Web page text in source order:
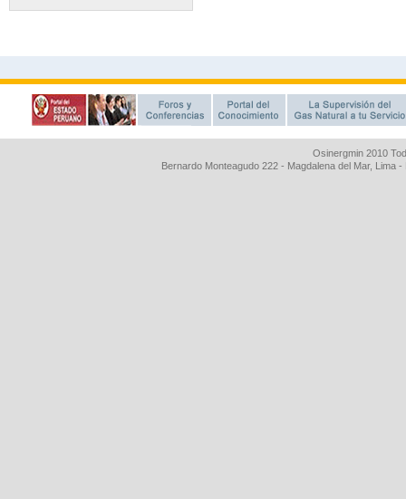
Osinergmin 2010
Bernardo Monteagudo 222 - Magdalena del Mar, Lima